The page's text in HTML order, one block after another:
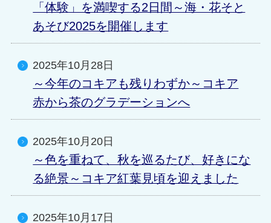
「体験」を満喫する2日間～海・花そと
あそび2025を開催します
2025年10月28日
～今年のコキアも残りわずか～コキア
赤から茶のグラデーションへ
2025年10月20日
～色を重ねて、秋を巡るたび、好きにな
る絶景～コキア紅葉見頃を迎えました
2025年10月17日